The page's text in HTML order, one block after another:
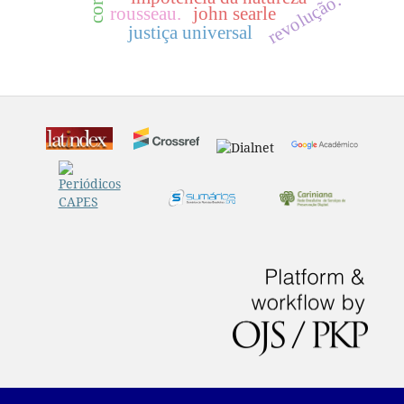
revolução.
rousseau.
justiça universal
john searle